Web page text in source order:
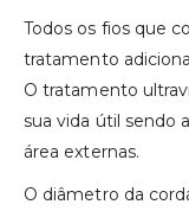
Todos os fios que
tratamento
O tratamento
sua vida útil sendo
área externas.
O diâmetro da